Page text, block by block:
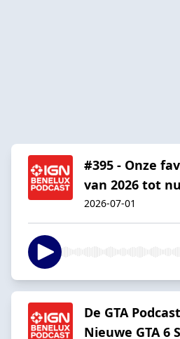
#395 - Onze
van 2026 tot
2026-07-01
De GTA
Nieuwe GTA 6